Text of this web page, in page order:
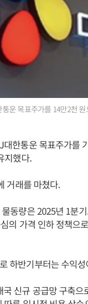
운 목표주가를 14만2천 원
한통운 목표주가를
지했다.
거래를 마쳤다.
동량은 2025년 1분
의 가격 인하 정책으
하반기부터는 수익
신규 공급망 구축